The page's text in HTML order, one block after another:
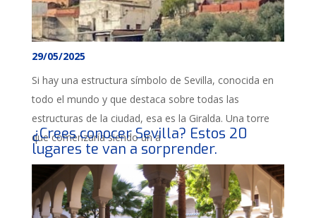
29/05/2025
Si hay una estructura símbolo de Sevilla, conocida en
todo el mundo y que destaca sobre todas las
estructuras de la ciudad, esa es la Giralda. Una torre
que comenzaría siendo un a
¿Crees conocer Sevilla? Estos 20
lugares te van a sorprender.